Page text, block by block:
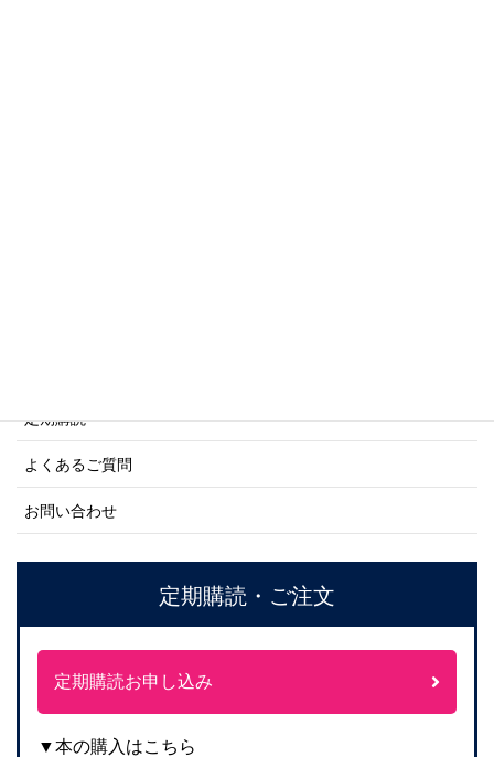
定期購読
よくあるご質問
お問い合わせ
定期購読・ご注文
定期購読お申し込み
▼本の購入はこちら